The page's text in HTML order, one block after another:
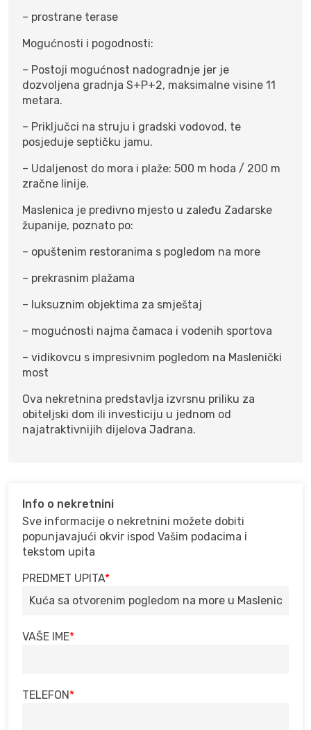
– prostrane terase
Mogućnosti i pogodnosti:
– Postoji mogućnost nadogradnje jer je
dozvoljena gradnja S+P+2, maksimalne visine 11
metara.
– Priključci na struju i gradski vodovod, te
posjeduje septičku jamu.
– Udaljenost do mora i plaže: 500 m hoda / 200 m
zračne linije.
Maslenica je predivno mjesto u zaleđu Zadarske
županije, poznato po:
– opuštenim restoranima s pogledom na more
– prekrasnim plažama
– luksuznim objektima za smještaj
– mogućnosti najma čamaca i vodenih sportova
– vidikovcu s impresivnim pogledom na Maslenički
most
Ova nekretnina predstavlja izvrsnu priliku za
obiteljski dom ili investiciju u jednom od
najatraktivnijih dijelova Jadrana.
Info o nekretnini
Sve informacije o nekretnini možete dobiti
popunjavajući okvir ispod Vašim podacima i
tekstom upita
PREDMET UPITA
VAŠE IME
TELEFON